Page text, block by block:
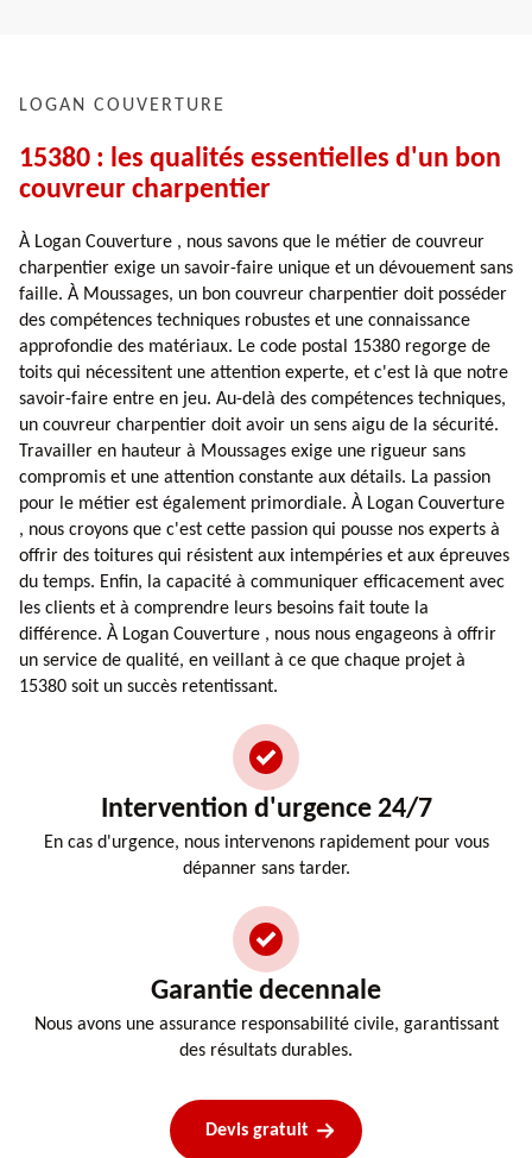
LOGAN COUVERTURE
15380 : les qualités essentielles d'un bon
couvreur charpentier
À Logan Couverture , nous savons que le métier de couvreur
charpentier exige un savoir-faire unique et un dévouement sans
faille. À Moussages, un bon couvreur charpentier doit posséder
des compétences techniques robustes et une connaissance
approfondie des matériaux. Le code postal 15380 regorge de
toits qui nécessitent une attention experte, et c'est là que notre
savoir-faire entre en jeu. Au-delà des compétences techniques,
un couvreur charpentier doit avoir un sens aigu de la sécurité.
Travailler en hauteur à Moussages exige une rigueur sans
compromis et une attention constante aux détails. La passion
pour le métier est également primordiale. À Logan Couverture
, nous croyons que c'est cette passion qui pousse nos experts à
offrir des toitures qui résistent aux intempéries et aux épreuves
du temps. Enfin, la capacité à communiquer efficacement avec
les clients et à comprendre leurs besoins fait toute la
différence. À Logan Couverture , nous nous engageons à offrir
un service de qualité, en veillant à ce que chaque projet à
15380 soit un succès retentissant.
Intervention d'urgence 24/7
En cas d'urgence, nous intervenons rapidement pour vous
dépanner sans tarder.
Garantie decennale
Nous avons une assurance responsabilité civile, garantissant
des résultats durables.
Devis gratuit